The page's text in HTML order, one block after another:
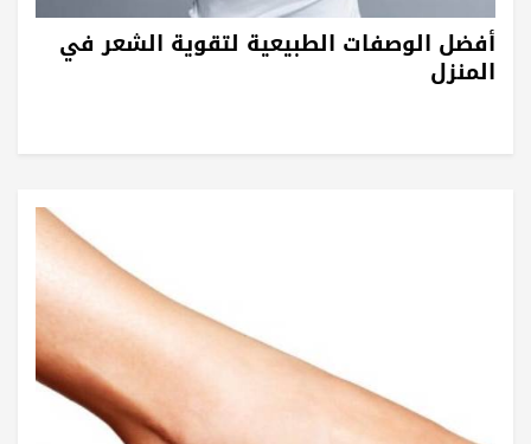
أفضل الوصفات الطبيعية لتقوية الشعر في
المنزل